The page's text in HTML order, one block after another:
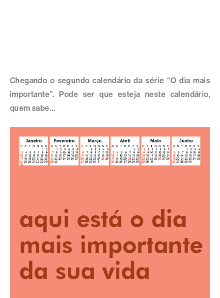
Chegando o segundo calendário da série “O dia mais
importante”. Pode ser que esteja neste calendário,
quem sabe…